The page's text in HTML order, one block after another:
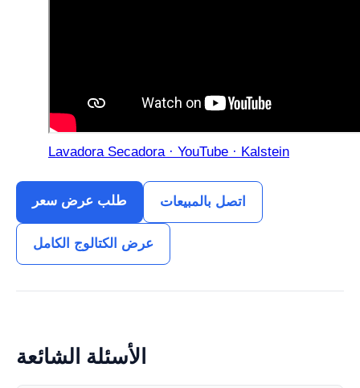
Lavadora Secadora · YouTube · Kalstein
طلب عرض سعر اتصل بالمبيعات
عرض الكتالوج الكامل
الأسئلة الشائعة